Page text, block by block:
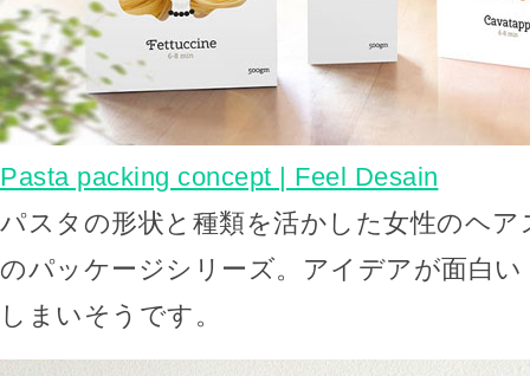
Pasta packing concept | Feel Desain
パスタの形状と種類を活かした女性のヘ
のパッケージシリーズ。アイデアが面白
しまいそうです。